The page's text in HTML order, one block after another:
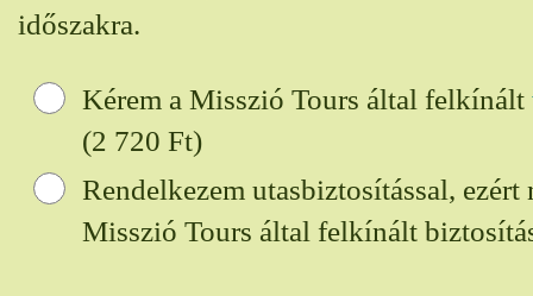
időszakra.
Kérem a Misszió Tours által felkínált
(2 720 Ft)
Rendelkezem utasbiztosítással, ezért
Misszió Tours által felkínált